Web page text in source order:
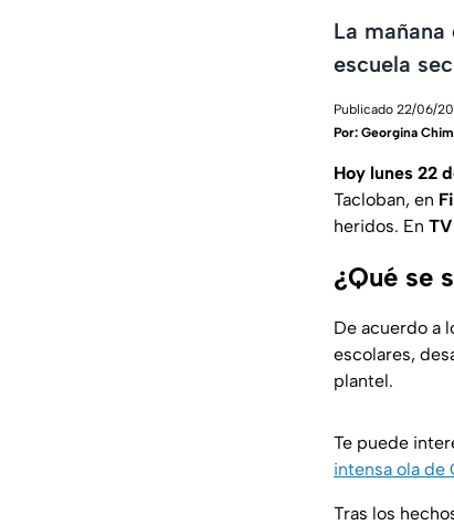
La
escuela
Publicado 22/06/
Por: Georgina Chim
Hoy lunes 22
Tacloban, en
heridos. En
¿Qué se
De acuerdo a
escolares,
plantel.
Te puede
intensa ola de
Tras los